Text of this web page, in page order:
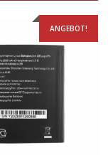
ANGEBOT!